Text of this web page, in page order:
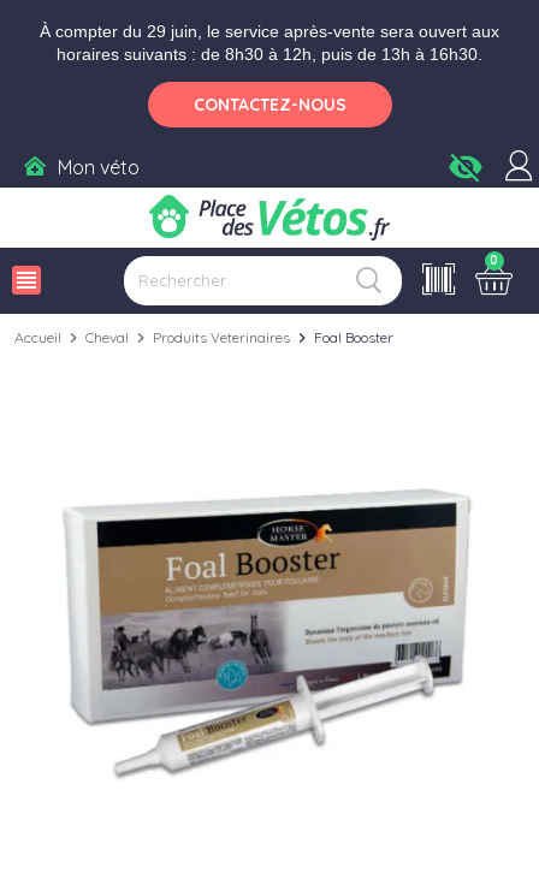
À compter du 29 juin, le service après-vente sera ouvert aux
horaires suivants : de 8h30 à 12h, puis de 13h à 16h30.
CONTACTEZ-NOUS
Mon véto visibility_off
view_headline
0
Accueil chevron_right Cheval chevron_right Produits Veterinaires chevron_right Foal Booster